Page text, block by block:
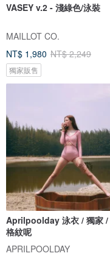
VASEY v.2 - 淺綠色/泳裝
MAILLOT CO.
NT$ 1,980 NT$ 2,249
獨家販售
Aprilpoolday 泳衣 / 獨家 /
格紋呢
APRILPOOLDAY